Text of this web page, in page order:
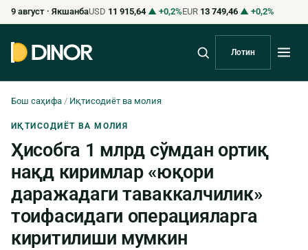
9 август · ЯкшанбаUSD 11 915,64 ▲ +0,2%EUR 13 749,46 ▲ +0,2%
Лотин
Бош саҳифа / Иқтисодиёт ва молия
ИҚТИСОДИЁТ ВА МОЛИЯ
Ҳисобга 1 млрд сўмдан ортиқ
нақд киримлар «юқори
даражадаги таваккалчилик»
тоифасидаги операцияларга
киритилиши мумкин